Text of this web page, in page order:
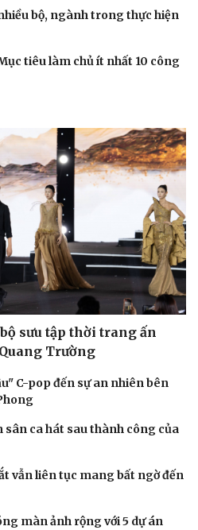
bộ, ngành trong thực hiện
tiêu làm chủ ít nhất 10 công
sưu tập thời trang ấn
Trường
C-pop đến sự an nhiên bên
sân ca hát sau thành công của
vẫn liên tục mang bất ngờ đến
màn ảnh rộng với 5 dự án